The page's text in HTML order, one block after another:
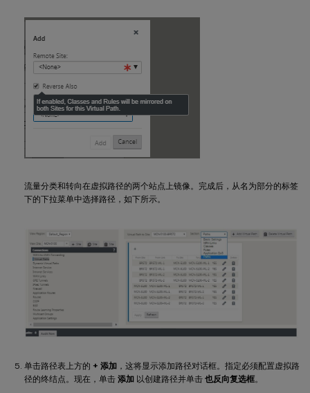
流量分类和转向在虚拟路径的两个站点上镜像。完成后，从名为部分的标签
下的下拉菜单中选择路径，如下所示。
单击路径表上方的 + 添加 ，这将显示添加路径对话框。指定必须配置虚拟路
径的终结点。现在，单击 添加 以创建路径并单击 也反向复选框。